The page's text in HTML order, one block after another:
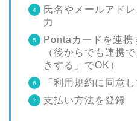
氏名やメールアド
力
Pontaカードを連携
（後からでも連携
きする」でOK）
「利用規約に同意
支払い方法を登録